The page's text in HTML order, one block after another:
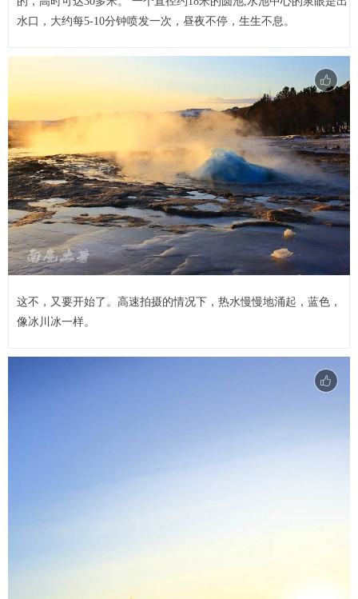
水口，大约每5-10分钟喷发一次，昼夜不停，生生不息。
这不，又要开始了。高速拍摄的情况下，热水慢慢地涌起，蓝色，
像冰川冰一样。